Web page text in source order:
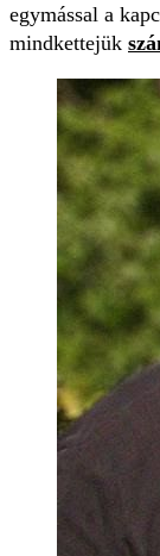
egymással a
mindkettejük